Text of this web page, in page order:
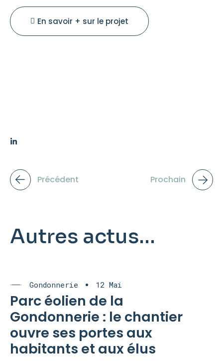
En savoir + sur le projet
Précédent Prochain
Autres actus...
Gondonnerie 12 Mai
Parc éolien de la
Gondonnerie : le chantier
ouvre ses portes aux
habitants et aux élus